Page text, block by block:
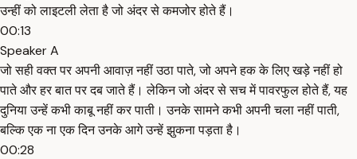
उन्हीं को लाइटली लेता है जो अंदर से कमजोर होते हैं।
00:13
Speaker A
जो सही वक्त पर अपनी आवाज़ नहीं उठा पाते, जो अपने हक के लिए खड़े नहीं हो
पाते और हर बात पर दब जाते हैं। लेकिन जो अंदर से सच में पावरफुल होते हैं, यह
दुनिया उन्हें कभी काबू नहीं कर पाती। उनके सामने कभी अपनी चला नहीं पाती,
बल्कि एक ना एक दिन उनके आगे उन्हें झुकना पड़ता है।
00:28